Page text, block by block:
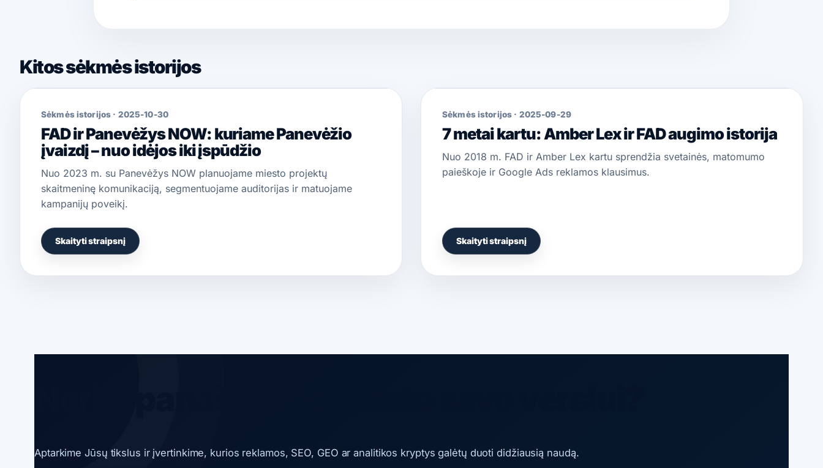
Kitos sėkmės istorijos
Sėkmės istorijos · 2025-10-30
FAD ir Panevėžys NOW: kuriame Panevėžio
įvaizdį – nuo idėjos iki įspūdžio
Nuo 2023 m. su Panevėžys NOW planuojame miesto projektų
skaitmeninę komunikaciją, segmentuojame auditorijas ir matuojame
kampanijų poveikį.
Skaityti straipsnį
Sėkmės istorijos · 2025-09-29
7 metai kartu: Amber Lex ir FAD augimo istorija
Nuo 2018 m. FAD ir Amber Lex kartu sprendžia svetainės, matomumo
paieškoje ir Google Ads reklamos klausimus.
Skaityti straipsnį
Aptarkime Jūsų tikslus ir įvertinkime, kurios reklamos, SEO, GEO ar analitikos kryptys galėtų duoti didžiausią naudą.